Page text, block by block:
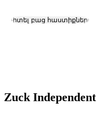
Դիտել բաց հաստիքները
Zuck